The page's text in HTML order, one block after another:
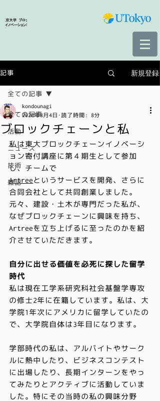
記事 新規登録
全ての記事
活動
ニュース
技術
雑記
全ての記事
ブロックチェーンと私
kondounagi
2020年8月4日
読了時間: 8分
私は東大ブロックチェーンイノベーシ
ョン寄付講座に第４期生として参加
し、チームで
Artreeというサービスを開発、さらに
合同会社として共同創業しました。
元々、建設・土木が専門だった私が、
なぜブロックチェーンに興味を持ち、
Artreeを立ち上げるに至ったのかを紹
介させていただきます。
自分に出せる価値を必死に探した留学
時代
私は現在工学系研究科社会基盤学専攻
の修士2年に在籍しています。私は、大
学院1年次にアメリカに留学していたの
で、大学院自体は3年目になります。
学部時代の私は、アルバイトやサーク
ルに熱中したり、ビジネスコンテスト
に出場したり、長期インターンをやっ
てみたりとアクティブに活動していま
した。特にその当時の私の興味分野